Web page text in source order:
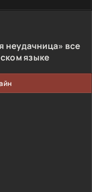
неудачница» все
языке